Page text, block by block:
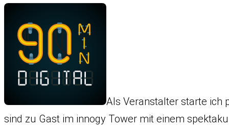
Als Veranstalter starte ich
sind zu Gast im innogy Tower mit einem